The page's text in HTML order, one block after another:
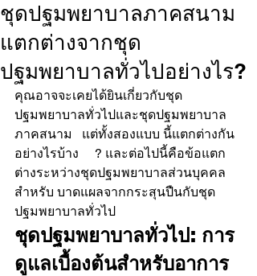
ชุดปฐมพยาบาลภาคสนาม
แตกต่างจากชุด
ปฐมพยาบาลทั่วไปอย่างไร?
คุณอาจจะเคยได้ยินเกี่ยวกับชุด
ปฐมพยาบาลทั่วไปและชุดปฐมพยาบาล
ภาคสนาม   แต่ทั้งสองแบบ นี้แตกต่างกัน
อย่างไรบ้าง     ? และต่อไปนี้คือข้อแตก
ต่างระหว่างชุดปฐมพยาบาลส่วนบุคคล
สำหรับ บาดแผลจากกระสุนปืนกับชุด
ปฐมพยาบาลทั่วไป
ชุดปฐมพยาบาลทั่วไป: การ
ดูแลเบื้องต้นสำหรับอาการ